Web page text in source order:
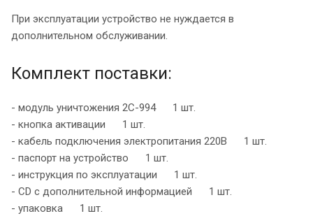
При эксплуатации устройство не нуждается в
дополнительном обслуживании.
Комплект поставки:
- модуль уничтожения 2С-994 1 шт.
- кнопка активации 1 шт.
- кабель подключения электропитания 220В 1 шт.
- паспорт на устройство 1 шт.
- инструкция по эксплуатации 1 шт.
- CD с дополнительной информацией 1 шт.
- упаковка 1 шт.